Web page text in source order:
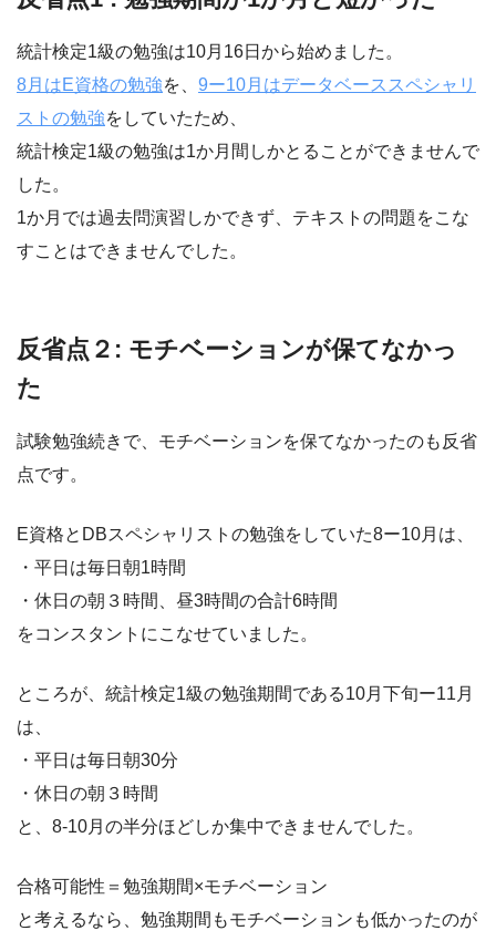
統計検定1級の勉強は10月16日から始めました。
8月はE資格の勉強を、 9ー10月はデータベーススペシャリ
ストの勉強をしていたため、
統計検定1級の勉強は1か月間しかとることができませんで
した。
1か月では過去問演習しかできず、テキストの問題をこな
すことはできませんでした。
反省点２: モチベーションが保てなかっ
た
試験勉強続きで、モチベーションを保てなかったのも反省
点です。
E資格とDBスペシャリストの勉強をしていた8ー10月は、
・平日は毎日朝1時間
・休日の朝３時間、昼3時間の合計6時間
をコンスタントにこなせていました。
ところが、統計検定1級の勉強期間である10月下旬ー11月
は、
・平日は毎日朝30分
・休日の朝３時間
と、8-10月の半分ほどしか集中できませんでした。
合格可能性＝勉強期間×モチベーション
と考えるなら、勉強期間もモチベーションも低かったのが